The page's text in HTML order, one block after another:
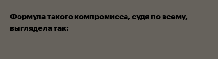
Формула такого компромисса, судя по всему,
выглядела так: